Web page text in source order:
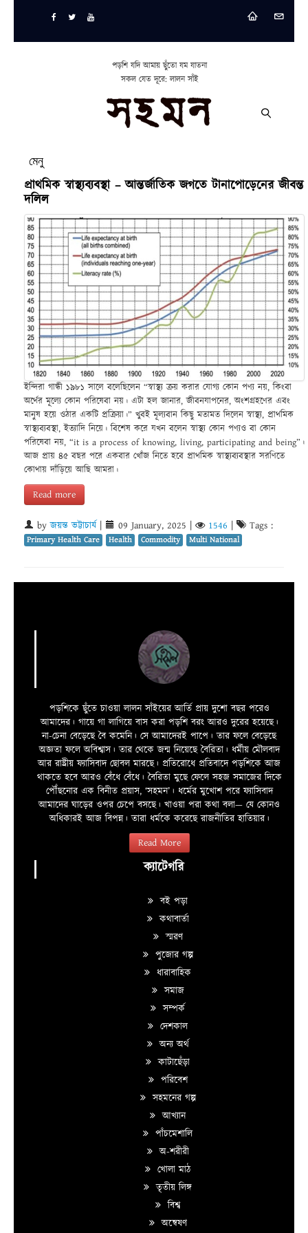
পড়শি যদি আমায় ছুঁতো যম যাতনা
সকল যেত দূরে: লালন সাঁই
মেনু
প্রাথমিক স্বাস্থ্যব্যবস্থা – আন্তর্জাতিক জগতে টানাপোড়েনের জীবন্ত
দলিল
ইন্দিরা গান্ধী ১৯৮১ সালে বলেছিলেন “স্বাস্থ্য ক্রয় করার যোগ্য কোন পণ্য নয়, কিংবা
অর্থের মূল্যে কোন পরিষেবা নয়। এটা হল জানার, জীবনযাপনের, অংশগ্রহণের এবং
মানুষ হয়ে ওঠার একটি প্রক্রিয়া।” খুবই মূল্যবান কিছু মতামত দিলেন স্বাস্থ্য, প্রাথমিক
স্বাস্থ্যব্যবস্থা, ইত্যাদি নিয়ে। বিশেষ করে যখন বলেন স্বাস্থ্য কোন পণ্যও বা কোন
পরিষেবা নয়, “it is a process of knowing, living, participating and being”।
আজ প্রায় ৪৫ বছর পরে একবার খোঁজ নিতে হবে প্রাথমিক স্বাস্থ্যব্যবস্থার সরণিতে
কোথায় দাঁড়িয়ে আছি আমরা।
Read more
byজয়ন্ত ভট্টাচার্য 09 January, 2025 1546 Tags :
Primary Health Care Health Commodity Multi National
পড়শিকে ছুঁতে চাওয়া লালন সাঁইয়ের আর্তি প্রায় দুশো বছর পরেও
আমাদের। গায়ে গা লাগিয়ে বাস করা পড়শি বরং আরও দুরের হয়েছে।
না-চেনা বেড়েছে বৈ কমেনি। সে আমাদেরই পাপে। তার ফলে বেড়েছে
অজ্ঞতা ফলে অবিশ্বাস। তার থেকে জন্ম নিয়েছে বৈরিতা। ধর্মীয় মৌলবাদ
আর রাষ্ট্রীয় ফ্যাসিবাদ ছোবল মারছে। প্রতিরোধে প্রতিবাদে পড়শিকে আজ
থাকতে হবে আরও বেঁধে বেঁধে। বৈরিতা মুছে ফেলে সহজ সমাজের দিকে
পৌঁছনোর এক বিনীত প্রয়াস, ‘সহমন’। ধর্মের মুখোশ পরে ফ্যাসিবাদ
আমাদের ঘাড়ের ওপর চেপে বসছে। খাওয়া পরা কথা বলা—­­ যে কোনও
অধিকারই আজ বিপন্ন। তারা ধর্মকে করেছে রাজনীতির হাতিয়ার।
Read More
ক্যাটেগরি
বই পড়া
কথাবার্তা
স্মরণ
পুজোর গল্প
ধারাবাহিক
সমাজ
সম্পর্ক
দেশকাল
অন্য অর্থ
কাটাছেঁড়া
পরিবেশ
সহমনের গল্প
আখ্যান
পাঁচমেশালি
অ-শরীরী
খোলা মাঠ
তৃতীয় লিঙ্গ
বিশ্ব
অন্বেষণ